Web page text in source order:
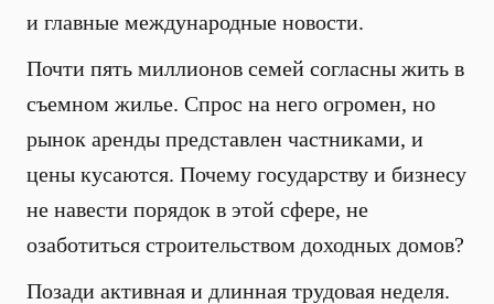
и главные международные новости.
Почти пять миллионов семей согласны жить в
съемном жилье. Спрос на него огромен, но
рынок аренды представлен частниками, и
цены кусаются. Почему государству и бизнесу
не навести порядок в этой сфере, не
озаботиться строительством доходных домов?
Позади активная и длинная трудовая неделя.